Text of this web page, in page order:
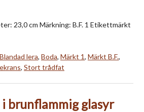
23,0 cm Märkning: B.F. 1 Etikettmärkt
Blandad lera, Boda, Märkt 1, Märkt B.F.,
, Stort trådfat
brunflammig glasyr